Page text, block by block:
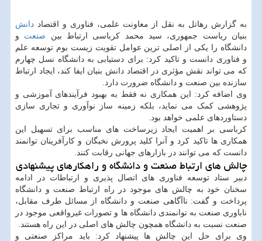
به گزارش رهاتل به نقل از معاونت علمی، فناوری و اقتصاد دانش
بنیان ریاست جمهوری، سید محمد کرباسی ارتباط بین صنعت و
دانشگاه را یکی از اصلی ترین عوامل تقویت زیست بوم توسعه علم
و فناوری دانست و تاکید کرد: برای دستیابی به دانشگاه نسل چهارم
که می تواند نقش مؤثری در اقتصاد دانش بنیان ایفا کند، ایجاد ارتباط
سازنده بین صنعت و دانشگاه ضرورت دارد.
وی اضافه کرد: این همکاری نه فقط به بهبود فرآیندهای آموزشی و
پژوهشی کمک می نماید، بلکه زمینه ساز نوآوری و تجاری سازی
دستاوردهای علمی خواهد بود.
کرباسی بر اهمیت ایجاد زیرساخت های مناسب برای تسهیل این
همکاری ها تاکید کرد و آنرا کلید پرورش نخبگان و کارآفرینان توانمند
دانست که می توانند در بازارهای جهانی رقابت کنند.
چالش های ارتباط صنعت و دانشگاه و راهکارهای پیشنهادی
دبیر ستاد توسعه فناوری های اتصال پذیری و ارتباطات در ادامه
سخنان خود به چالش های موجود در راه ارتباط صنعت و دانشگاه
پرداخت و گفت: ناآگاهی صنعت و دانشگاه از مسائل طرف مقابل،
ناباوری صنعت به توانمندی دانشگاه ها و تصورات غیرواقعی موجود در
صنعت نسبت به دانشگاه همچون چالش های اصلی در این راه هستند.
وی برای حل این چالش ها پیشنهاد کرد: باید مراکز صنعتی و